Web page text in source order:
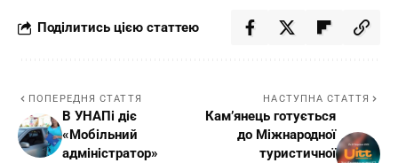
Поділитись цією статтею
ПОПЕРЕДНЯ СТАТТЯ
В УНАПі діє
«Мобільний
адміністратор»
НАСТУПНА СТАТТЯ
Кам’янець готується
до Міжнародної
туристичної